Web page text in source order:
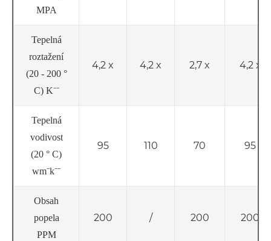
MPA
Tepelná
roztažení
(20 - 200 °
C) K⁻⁻
4,2 x 4,2 x 2,7 x 4,2 x
Tepelná
vodivost
(20 ° C)
wm⁻k⁻⁻
95 110 70 95
Obsah
popela
PPM
200 / 200 200